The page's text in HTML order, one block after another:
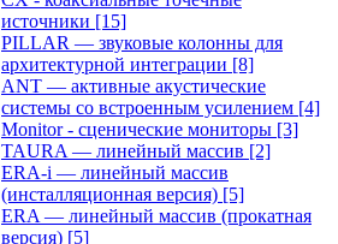
источники [15]
PILLAR — звуковые колонны для
архитектурной интеграции [8]
ANT — активные акустические
системы со встроенным усилением [4]
Monitor - сценические мониторы [3]
TAURA — линейный массив [2]
ERA-i — линейный массив
(инсталляционная версия) [5]
ERA — линейный массив (прокатная
версия) [5]